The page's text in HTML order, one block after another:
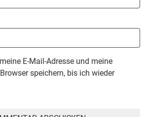
E-Mail-Adresse und meine
speichern, bis ich wieder